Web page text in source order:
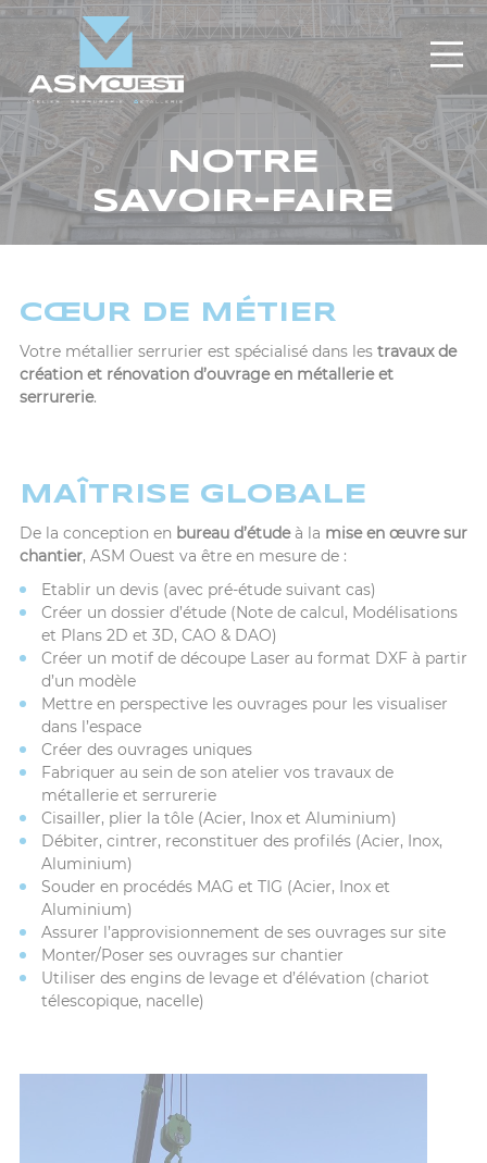
NOTRE
SAVOIR-FAIRE
CŒUR DE MÉTIER
Votre métallier serrurier est spécialisé dans les travaux de
création et rénovation d’ouvrage en métallerie et
serrurerie.
MAÎTRISE GLOBALE
De la conception en bureau d’étudeà la mise en œuvre sur
chantier, ASM Ouest va être en mesure de :
Etablir un devis (avec pré-étude suivant cas)
Créer un dossier d’étude (Note de calcul, Modélisations
et Plans 2D et 3D, CAO & DAO)
Créer un motif de découpe Laser au format DXF à partir
d’un modèle
Mettre en perspective les ouvrages pour les visualiser
dans l’espace
Créer des ouvrages uniques
Fabriquer au sein de son atelier vos travaux de
métallerie et serrurerie
Cisailler, plier la tôle (Acier, Inox et Aluminium)
Débiter, cintrer, reconstituer des profilés (Acier, Inox,
Aluminium)
Souder en procédés MAG et TIG (Acier, Inox et
Aluminium)
Assurer l’approvisionnement de ses ouvrages sur site
Monter/Poser ses ouvrages sur chantier
Utiliser des engins de levage et d’élévation (chariot
télescopique, nacelle)
Panneau de gestion des cookies